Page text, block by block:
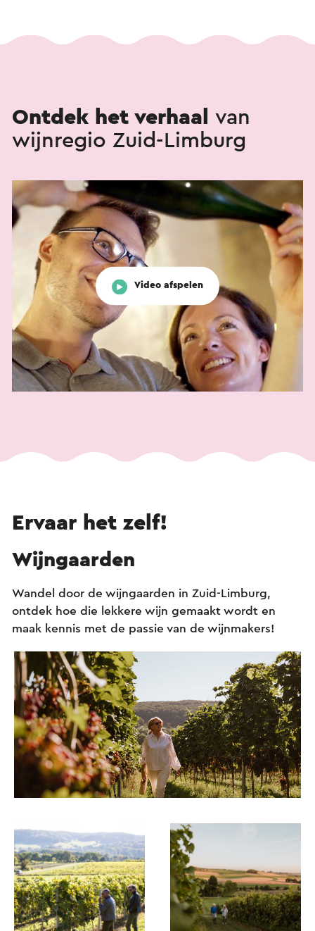
Ontdek het verhaal van
wijnregio Zuid-Limburg
Video afspelen
Ervaar het zelf!
Wijngaarden
Wandel door de wijngaarden in Zuid-Limburg,
ontdek hoe die lekkere wijn gemaakt wordt en
maak kennis met de passie van de wijnmakers!